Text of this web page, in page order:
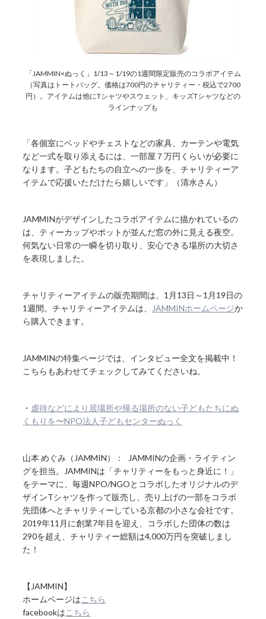
「JAMMIN×ぬっく」1/13～1/19の1週間限定販売のコラボアイテム
（写真はトートバッグ。価格は700円のチャリティー・税込で2700
円）。アイテムは他にTシャツやスウェット、キッズTシャツなどの
ラインナップも
「各個室にベッドやチェストなどの家具、カーテンや電気
など一式を取り添えるには、一部屋７万円くらいが必要に
なります。子どもたちの自立への一歩を、チャリティーア
イテムで応援いただけたら嬉しいです」（清水さん）
JAMMINがデザインしたコラボアイテムに描かれているの
は、ティーカップやポットが並んだ窓の外に見える夜空。
何気ない日常の一瞬を切り取り、安心できる場所の大切さ
を表現しました。
チャリティーアイテムの販売期間は、1月13日～1月19日の
1週間。チャリティーアイテムは、
JAMMINホームページか
ら購入できます。
JAMMINの特集ページでは、インタビュー全文を掲載中！
こちらもあわせてチェックしてみてくださいね。
・ 虐待などにより居場所や帰る場所のない子どもたちにぬ
くもりを〜NPO法人子どもセンターぬっく
山本 めぐみ（JAMMIN）： JAMMINの企画・ライティン
グを担当。JAMMINは「チャリティーをもっと身近に！」
をテーマに、毎週NPO/NGOとコラボしたオリジナルのデ
ザインTシャツを作って販売し、売り上げの一部をコラボ
先団体へとチャリティーしている京都の小さな会社です。
2019年11月に創業7年目を迎え、コラボした団体の数は
290を超え、チャリティー総額は4,000万円を突破しまし
た！
【JAMMIN】
ホームページはこちら
facebookはこちら